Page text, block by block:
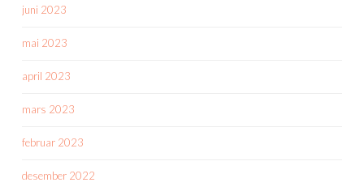
juni 2023
mai 2023
april 2023
mars 2023
februar 2023
desember 2022